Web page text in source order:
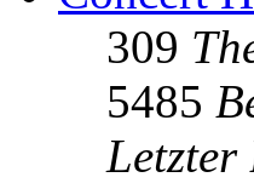
309
5485
Letzter